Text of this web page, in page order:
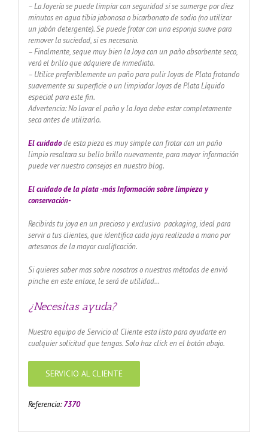
– La Joyería se puede limpiar con seguridad si se sumerge por diez
minutos en agua tibia jabonosa o bicarbonato de sodio (no utilizar
un jabón detergente). Se puede frotar con una esponja suave para
remover la suciedad, si es necesario.
– Finalmente, seque muy bien la Joya con un paño absorbente seco,
verá el brillo que adquiere de inmediato.
– Utilice preferiblemente un paño para pulir Joyas de Plata frotando
suavemente su superficie o un limpiador Joyas de Plata Líquido
especial para este fin.
Advertencia: No lavar el paño y la Joya debe estar completamente
seca antes de utilizarlo.
El cuidadode esta pieza es muy simple con frotar con un paño
limpio resaltara su bello brillo nuevamente, para mayor información
puede ver nuestro consejos en nuestro blog.
El cuidado dela plata -más Información sobre limpieza y
conservación-
Recibirás tu joya en un precioso y exclusivo packaging, ideal para
servir a tus clientes, que identifica cada joya realizada a mano por
artesanos de la mayor cualificación.
Si quieres saber mas sobre nosotros o nuestros métodos de envió
pinche en este enlace, le será de utilidad…
¿Necesitas ayuda?
Nuestro equipo de Servicio al Cliente esta listo para ayudarte en
cualquier solicitud que tengas. Solo haz click en el botón abajo.
SERVICIO AL CLIENTE
Referencia: 7370